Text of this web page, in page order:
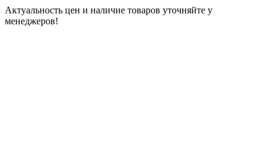
Актуальность цен и наличие товаров уточняйте у
менеджеров!